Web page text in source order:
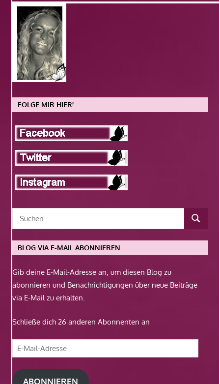
FOLGE MIR HIER!
BLOG VIA E-MAIL ABONNIEREN
Gib deine E-Mail-Adresse an, um diesen Blog zu
abonnieren und Benachrichtigungen über neue Beiträge
via E-Mail zu erhalten.
Schließe dich 26 anderen Abonnenten an
E-
Mail-
Adresse
ABONNIEREN